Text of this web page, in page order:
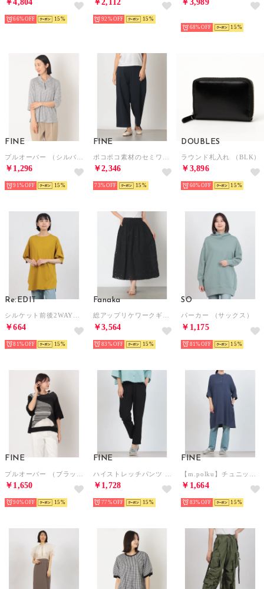
￥4,804
66% 15
￥2,112
92% 15
￥3,989
68% 15
FINE
￥1,296
91% 15
FINE
￥2,346
73% 15
DOUBLES
ラウンド札入れ （BLK）
￥3,896
60% 15
Re:EDIT
シルケット前後2WAYチュニックTシャツ （マスタード）
￥664
81% 15
Fanaka
総アップリケワークギャザースカート （オフブラック）
￥3,564
83% 15
SO
パーカー （サックス）
￥1,175
81% 15
FINE
￥1,650
90% 15
FINE
￥1,728
77% 15
FINE
￥1,664
83% 15